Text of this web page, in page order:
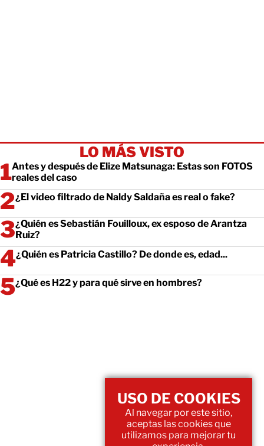
LO MÁS VISTO
Antes y después de Elize Matsunaga: Estas son FOTOS
reales del caso
¿El video filtrado de Naldy Saldaña es real o fake?
¿Quién es Sebastián Fouilloux, ex esposo de Arantza
Ruiz?
¿Quién es Patricia Castillo? De donde es, edad...
¿Qué es H22 y para qué sirve en hombres?
USO DE COOKIES
Al navegar por este sitio,
aceptas las cookies que
utilizamos para mejorar tu